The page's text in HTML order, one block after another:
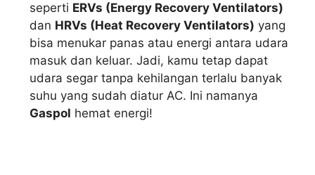
seperti ERVs (Energy Recovery Ventilators)
dan HRVs (Heat Recovery Ventilators) yang
bisa menukar panas atau energi antara udara
masuk dan keluar. Jadi, kamu tetap dapat
udara segar tanpa kehilangan terlalu banyak
suhu yang sudah diatur AC. Ini namanya
Gaspol hemat energi!